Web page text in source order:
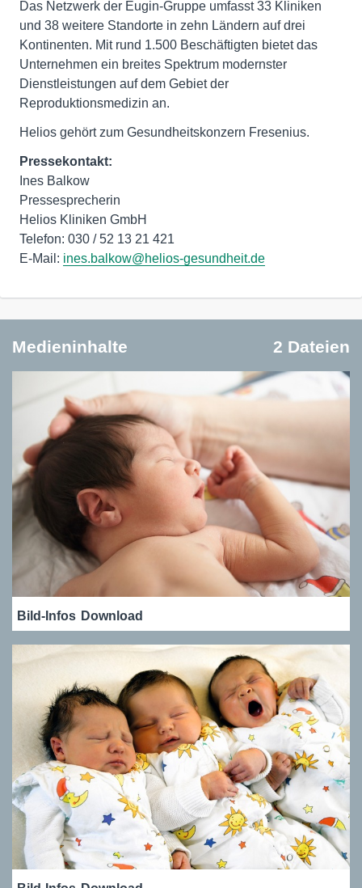
Das Netzwerk der Eugin-Gruppe umfasst 33 Kliniken
und 38 weitere Standorte in zehn Ländern auf drei
Kontinenten. Mit rund 1.500 Beschäftigten bietet das
Unternehmen ein breites Spektrum modernster
Dienstleistungen auf dem Gebiet der
Helios gehört zum Gesundheitskonzern Fresenius.
Pressekontakt:
Ines Balkow
Pressesprecherin
Helios Kliniken GmbH
Telefon: 030 / 52 13 21 421
E-Mail: ines.balkow@helios-gesundheit.de
Medieninhalte 2 Dateien
Bild-Infos Download